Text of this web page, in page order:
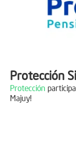
Protección
Protección
Majuy!